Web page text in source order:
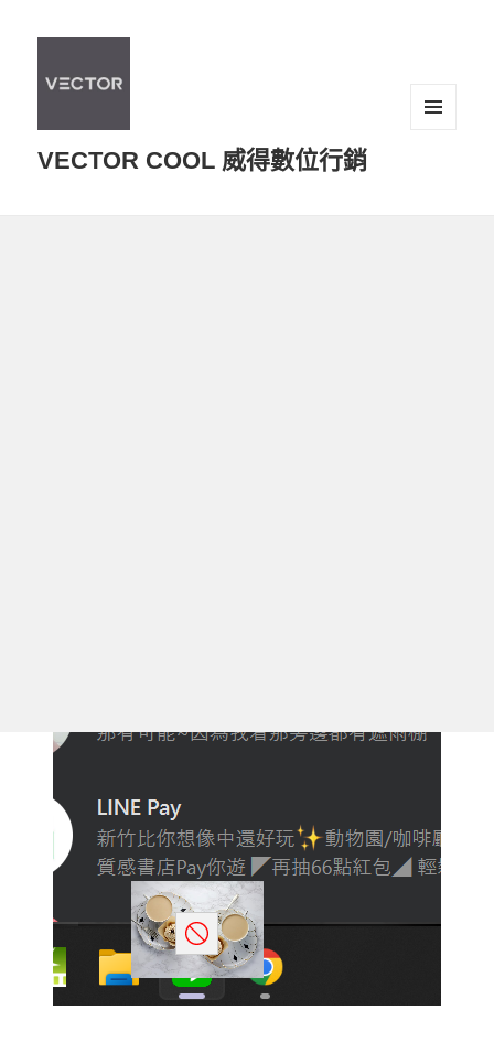
VECTOR COOL 威得數位行銷